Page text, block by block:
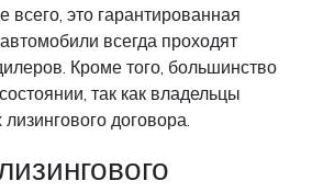
это гарантированная
всегда проходят
Кроме того, большинство
так как владельцы
договора.